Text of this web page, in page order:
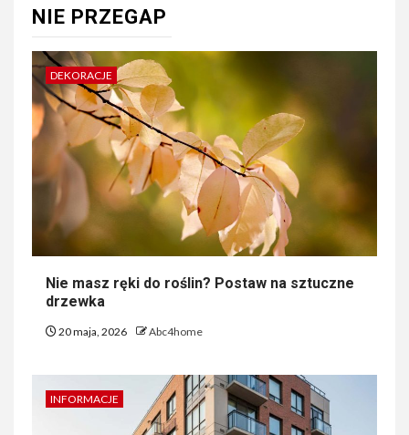
NIE PRZEGAP
DEKORACJE
Nie masz ręki do roślin? Postaw na sztuczne
drzewka
20 maja, 2026 Abc4home
INFORMACJE